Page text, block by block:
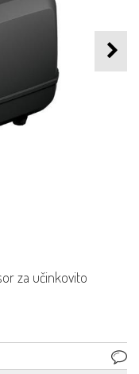
za učinkovito